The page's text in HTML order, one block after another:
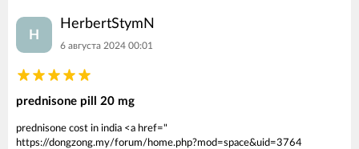
H
HerbertStymN
6 августа 2024 00:01
prednisone pill 20 mg
prednisone cost in india <a href="
https://dongzong.my/forum/home.php?mod=space&uid=3764